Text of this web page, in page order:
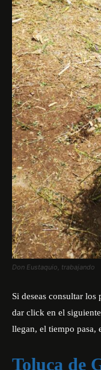
Don Eustaquio, trabajando
Si deseas consultar los
dar click en el siguiente
llegan, el tiempo pasa,
Toluca de